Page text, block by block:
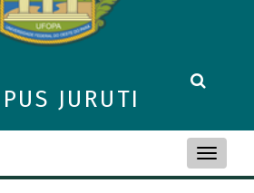
JURUTI
Toggle